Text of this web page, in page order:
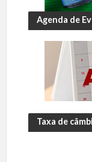
Agenda de
Taxa de